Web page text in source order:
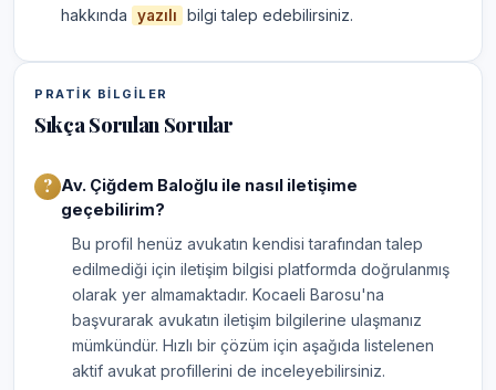
hakkında
yazılı bilgi talep edebilirsiniz.
PRATIK BILGILER
Sıkça Sorulan Sorular
Av. Çiğdem Baloğlu ile nasıl iletişime
geçebilirim?
Bu profil henüz avukatın kendisi tarafından talep
edilmediği için iletişim bilgisi platformda doğrulanmış
olarak yer almamaktadır. Kocaeli Barosu'na
başvurarak avukatın iletişim bilgilerine ulaşmanız
mümkündür. Hızlı bir çözüm için aşağıda listelenen
aktif avukat profillerini de inceleyebilirsiniz.